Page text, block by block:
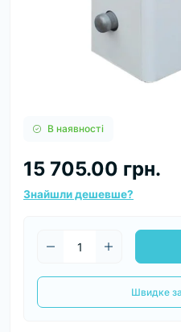
В наявності
15 705.00 грн.
Знайшли дешевше?
Швидке